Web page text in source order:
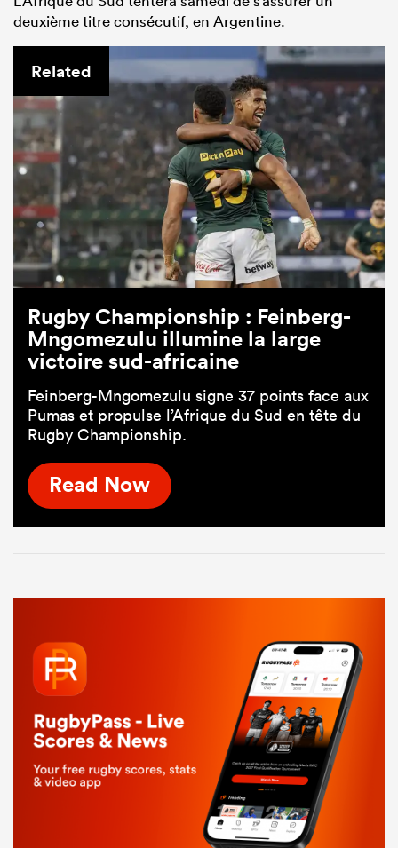
deuxième titre consécutif, en Argentine.
Related
Rugby Championship : Feinberg-
Mngomezulu illumine la large
victoire sud-africaine
Feinberg-Mngomezulu signe 37 points face aux
Pumas et propulse l’Afrique du Sud en tête du
Rugby Championship.
Read Now